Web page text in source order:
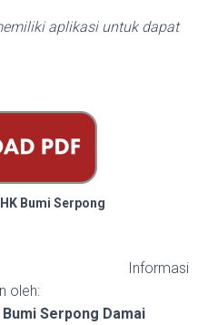
aplikasi untuk dapat
Bumi Serpong
Informasi
oleh:
Serpong Damai